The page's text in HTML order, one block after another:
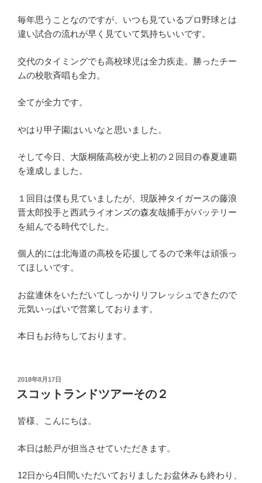
毎年思うことなのですが、いつも見ているプロ野球とは
違い試合の流れが早く見ていて気持ちいいです。
交代のタイミングでも高校球児は全力疾走。勝ったチー
ムの校歌斉唱も全力。
全てが全力です。
やはり甲子園はいいなと思いました。
そして今日、大阪桐蔭高校が史上初の２回目の春夏連覇
を達成しました。
１回目は僕も見ていましたが、現阪神タイガースの藤浪
晋太郎投手と西武ライオンズの森友哉捕手がバッテリー
を組んでる時代でした。
個人的には北海道の高校を応援してるので来年は頑張っ
てほしいです。
お盆連休をいただいてしっかりリフレッシュできたので
元気いっぱいで営業しております。
本日もお待ちしております。
投
稿
日:
2018年8月17日
スコットランドツアーその２
皆様、こんにちは。
本日は舩戸が担当させていただきます。
12日から4日間いただいておりましたお盆休みも終わり、